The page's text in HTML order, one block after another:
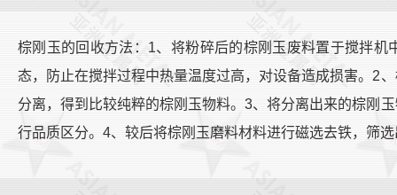
棕刚玉的回收方法：1、将粉碎后的棕刚玉废料置于搅拌
态，防止在搅拌过程中热量温度过高，对设备造成损害。2
分离，得到比较纯粹的棕刚玉物料。3、将分离出来的棕刚
行品质区分。4、较后将棕刚玉磨料材料进行磁选去铁，筛